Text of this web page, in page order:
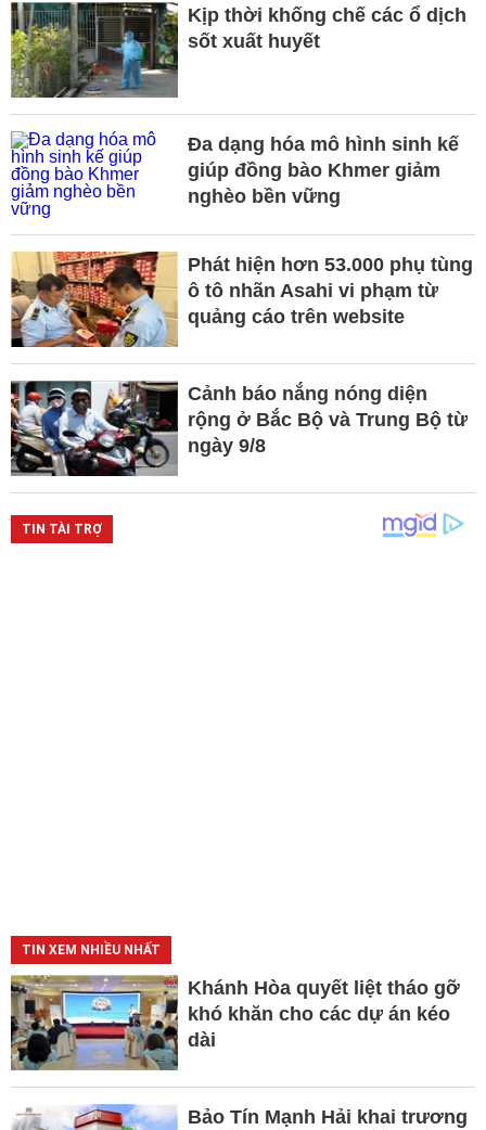
Kịp thời khống chế các ổ dịch
sốt xuất huyết
Đa dạng hóa mô hình sinh kế
giúp đồng bào Khmer giảm
nghèo bền vững
Phát hiện hơn 53.000 phụ tùng
ô tô nhãn Asahi vi phạm từ
quảng cáo trên website
Cảnh báo nắng nóng diện
rộng ở Bắc Bộ và Trung Bộ từ
ngày 9/8
TIN XEM NHIỀU NHẤT
Khánh Hòa quyết liệt tháo gỡ
khó khăn cho các dự án kéo
dài
Bảo Tín Mạnh Hải khai trương